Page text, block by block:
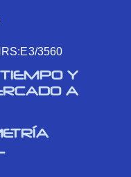
3560
TIEMPO Y
A